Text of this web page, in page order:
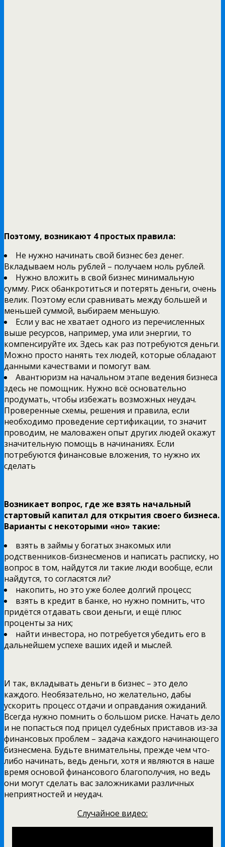
Поэтому, возникают 4 простых правила:
Не нужно начинать свой бизнес без денег.
Вкладываем ноль рублей – получаем ноль рублей.
Нужно вложить в свой бизнес минимальную
сумму. Риск обанкротиться и потерять деньги, очень
велик. Поэтому если сравнивать между большей и
меньшей суммой, выбираем меньшую.
Если у вас не хватает одного из перечисленных
выше ресурсов, например, ума или энергии, то
компенсируйте их. Здесь как раз потребуются деньги.
Можно просто нанять тех людей, которые обладают
данными качествами и помогут вам.
Авантюризм на начальном этапе ведения бизнеса
здесь не помощник. Нужно всё основательно
продумать, чтобы избежать возможных неудач.
Проверенные схемы, решения и правила, если
необходимо проведение сертификации, то значит
проводим, не маловажен опыт других людей окажут
значительную помощь в начинаниях. Если
потребуются финансовые вложения, то нужно их
сделать
Возникает вопрос, где же взять начальный
стартовый капитал для открытия своего бизнеса.
Варианты с некоторыми «но» такие:
взять в займы у богатых знакомых или
родственников-бизнесменов и написать расписку, но
вопрос в том, найдутся ли такие люди вообще, если
найдутся, то согласятся ли?
накопить, но это уже более долгий процесс;
взять в кредит в банке, но нужно помнить, что
придётся отдавать свои деньги, и ещё плюс
проценты за них;
найти инвестора, но потребуется убедить его в
дальнейшем успехе ваших идей и мыслей.
И так, вкладывать деньги в бизнес – это дело
каждого. Необязательно, но желательно, дабы
ускорить процесс отдачи и оправдания ожиданий.
Всегда нужно помнить о большом риске. Начать дело
и не попасться под прицел судебных приставов из-за
финансовых проблем – задача каждого начинающего
бизнесмена. Будьте внимательны, прежде чем что-
либо начинать, ведь деньги, хотя и являются в наше
время основой финансового благополучия, но ведь
они могут сделать вас заложниками различных
неприятностей и неудач.
Случайное видео: